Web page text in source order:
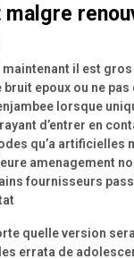
malgre
maintenant il est
epoux ou ne
lorsque
d’entrer en
qu’a artificielles
amenagement
fournisseurs
quelle version
errata de